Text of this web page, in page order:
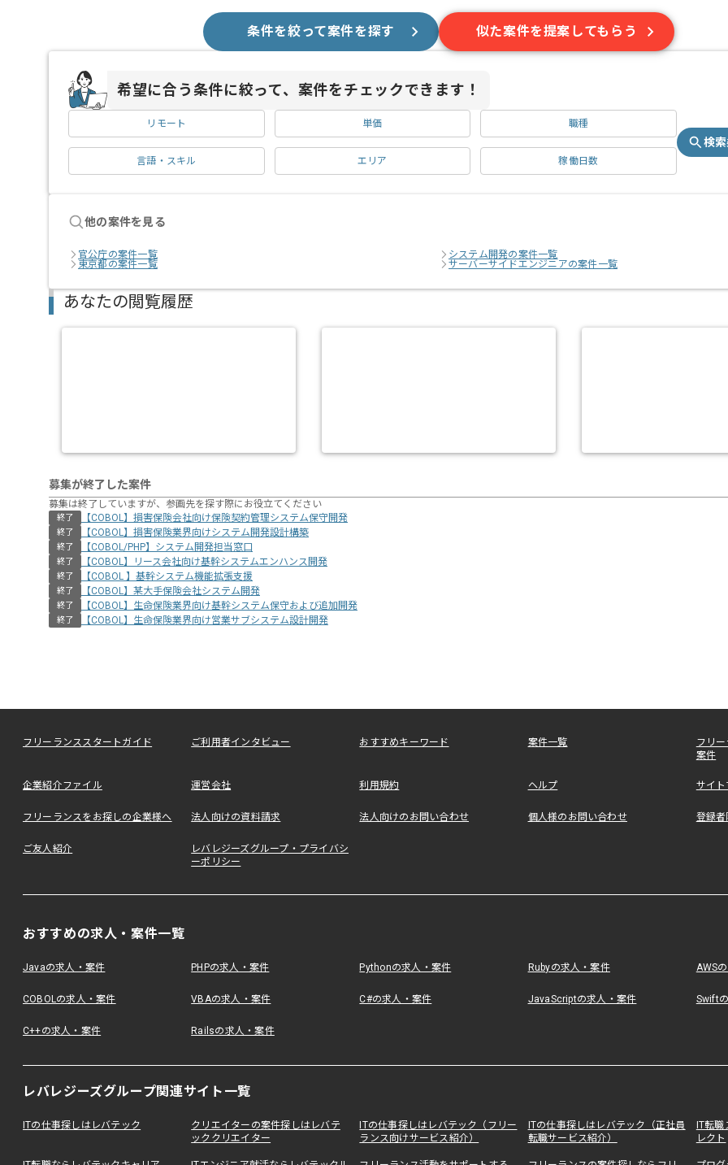
条件を絞って案件を探す 似た案件を提案してもらう
希望に合う条件に絞って、案件をチェックできます！
リモート 単価 職種
言語・スキル エリア 稼働日数
検
他の案件を見る
官公庁の案件一覧
システム開発の案件一覧
東京都の案件一覧
サーバーサイドエンジニアの案件一覧
あなたの閲覧履歴
募集が終了した案件
募集は終了していますが、参画先を探す際にお役立てください
終了 【COBOL】損害保険会社向け保険契約管理システム保守開発
終了 【COBOL】損害保険業界向けシステム開発設計構築
終了 【COBOL/PHP】システム開発担当窓口
終了 【COBOL】リース会社向け基幹システムエンハンス開発
終了 【COBOL 】基幹システム機能拡張支援
終了 【COBOL】某大手保険会社システム開発
終了 【COBOL】生命保険業界向け基幹システム保守および追加開発
終了 【COBOL】生命保険業界向け営業サブシステム設計開発
フリーランススタートガイド ご利用者インタビュー おすすめキーワード 案件一覧
フリ
案件
企業紹介ファイル 運営会社 利用規約 ヘルプ サイ
フリーランスをお探しの企業様へ 法人向けの資料請求 法人向けのお問い合わせ 個人様のお問い合わせ 登録者
ご友人紹介
レバレジーズグループ・プライバシ
ーポリシー
おすすめの求人・案件一覧
Javaの求人・案件 PHPの求人・案件 Pythonの求人・案件 Rubyの求人・案件 AWS
COBOLの求人・案件 VBAの求人・案件 C#の求人・案件 JavaScriptの求人・案件 Swift
C++の求人・案件 Railsの求人・案件
レバレジーズグループ関連サイト一覧
ITの仕事探しはレバテック
クリエイターの案件探しはレバテ
ッククリエイター
ITの仕事探しはレバテック（フリー
ランス向けサービス紹介）
ITの仕事探しはレバテック（正社員
転職サービス紹介）
IT転
レクト